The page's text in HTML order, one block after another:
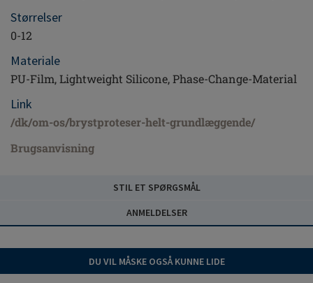
Størrelser
0-12
Materiale
PU-Film, Lightweight Silicone, Phase-Change-Material
Link
/dk/om-os/brystproteser-helt-grundlæggende/
Brugsanvisning
STIL ET SPØRGSMÅL
ANMELDELSER
DU VIL MÅSKE OGSÅ KUNNE LIDE